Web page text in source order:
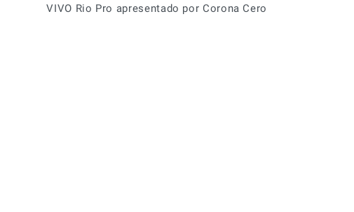
VIVO Rio Pro apresentado por Corona Cero